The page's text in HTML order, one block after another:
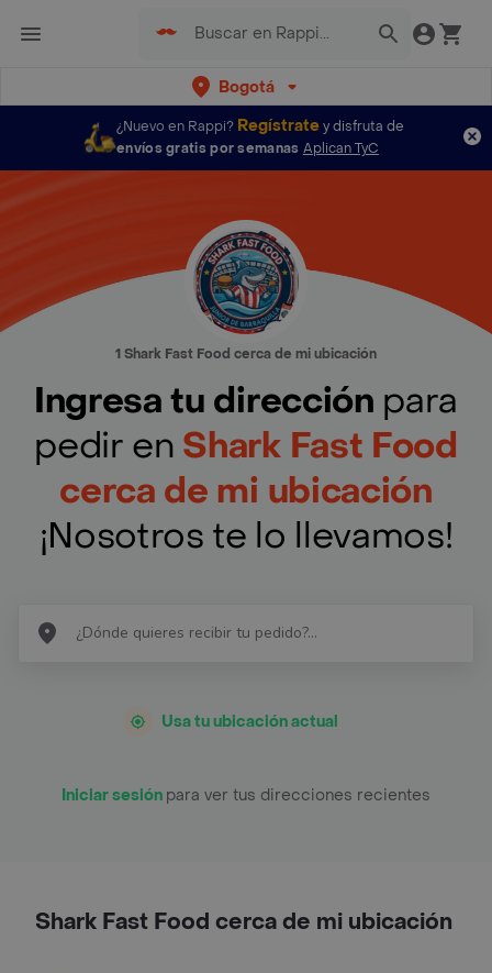
Bogotá
¿Nuevo en Rappi? Regístratey disfruta de
envíos gratis por semanas Aplican TyC
1 Shark Fast Food cerca de mi ubicación
Ingresa tu dirección para
pedir en Shark Fast Food
cerca de mi ubicación
¡Nosotros te lo llevamos!
Usa tu ubicación actual
Iniciar sesión para ver tus direcciones recientes
Shark Fast Food cerca de mi ubicación